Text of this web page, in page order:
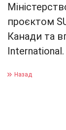
проєктом
Канади та
International.
Назад